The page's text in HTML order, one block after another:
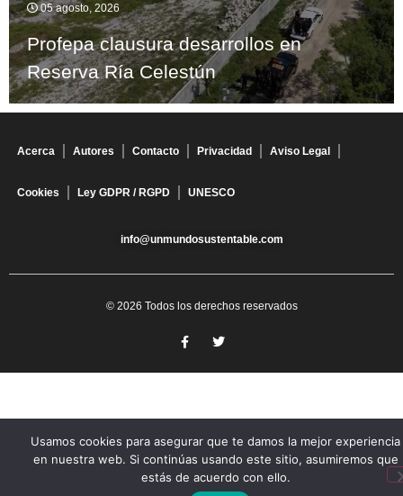
05 agosto, 2026
Profepa clausura desarrollos en
Reserva Ría Celestún
Acerca Autores Contacto Privacidad Aviso Legal
Cookies Ley GDPR / RGPD UNESCO
info@unmundosustentable.com
© 2026 Todos los derechos reservados
Usamos cookies para asegurar que te damos la mejor experiencia
en nuestra web. Si continúas usando este sitio, asumiremos que
estás de acuerdo con ello.